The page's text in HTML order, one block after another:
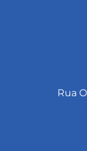
Rua